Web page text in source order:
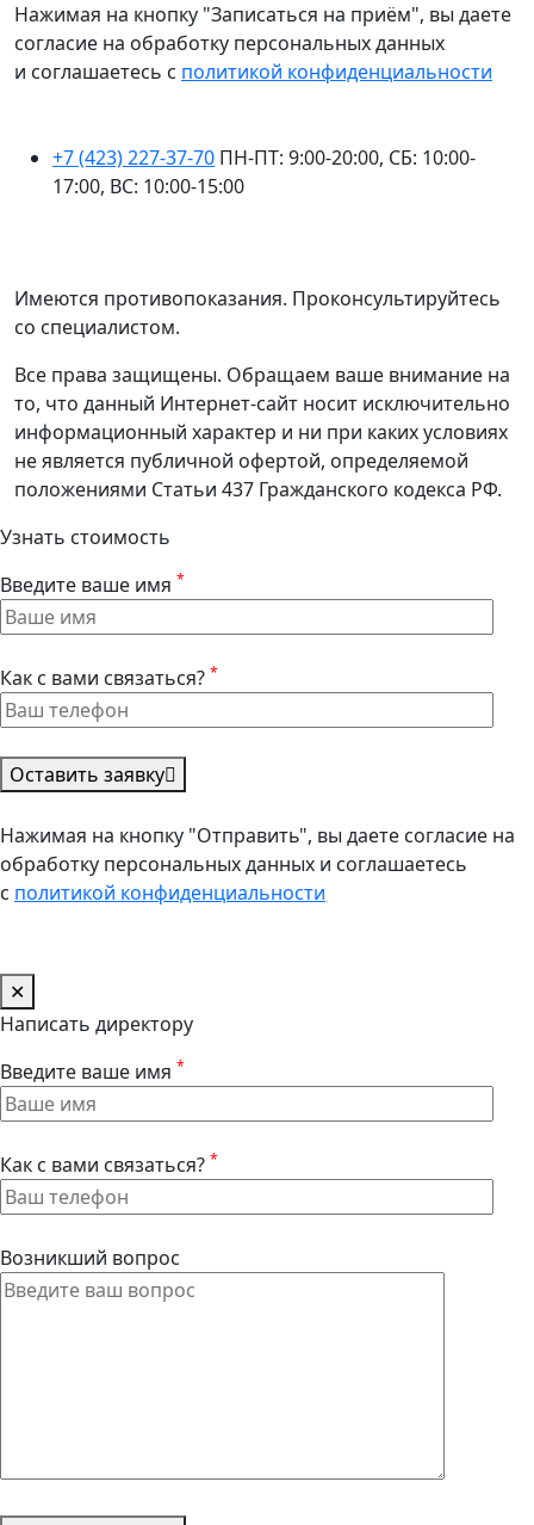
Нажимая на кнопку "Записаться на приём", вы даете
согласие на обработку персональных данных
и соглашаетесь с политикой конфиденциальности
+7 (423) 227-37-70 ПН-ПТ: 9:00-20:00, СБ: 10:00-
17:00, ВС: 10:00-15:00
Имеются противопоказания. Проконсультируйтесь
со специалистом.
Все права защищены. Обращаем ваше внимание на
то, что данный Интернет-сайт носит исключительно
информационный характер и ни при каких условиях
не является публичной офертой, определяемой
положениями Статьи 437 Гражданского кодекса РФ.
Узнать стоимость
Введите ваше имя *
Как с вами связаться? *
Оставить заявку
Нажимая на кнопку "Отправить", вы даете согласие на
обработку персональных данных и соглашаетесь
с политикой конфиденциальности
✕
Написать директору
Введите ваше имя *
Как с вами связаться? *
Возникший вопрос